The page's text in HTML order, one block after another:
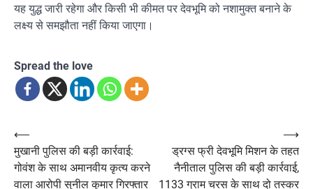
यह युद्ध जारी रहेगा और किसी भी कीमत पर देवभूमि को नशामुक्त बनाने के
लक्ष्य से समझौता नहीं किया जाएगा।
Spread the love
Post
navigation
⟵
मुखानी पुलिस की बड़ी कार्रवाई:
गोवंश के साथ अमानवीय कृत्य करने
वाला आरोपी सुनील कुमार गिरफ्तार
ड्रग्स फ्री देवभूमि मिशन के तहत
नैनीताल पुलिस की बड़ी कार्रवाई,
1133 ग्राम चरस के साथ दो तस्कर
⟶